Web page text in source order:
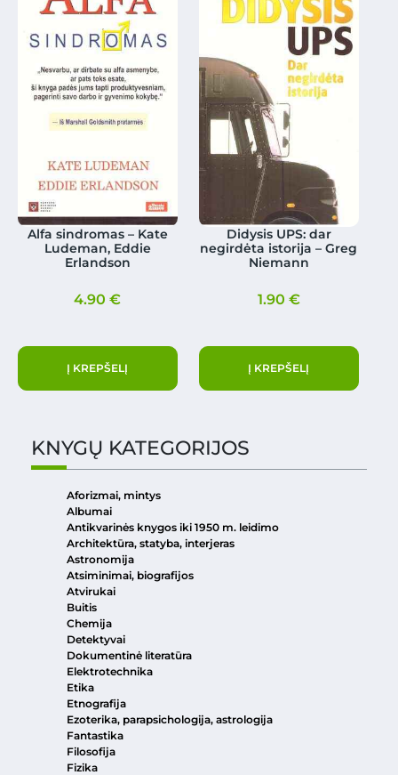
Alfa sindromas – Kate
Ludeman, Eddie
Erlandson
4.90€
Į KREPŠELĮ
Didysis UPS: dar
negirdėta istorija – Greg
Niemann
1.90 €
Į KREPŠELĮ
KNYGŲ KATEGORIJOS
Aforizmai, mintys
Albumai
Antikvarinės knygos iki 1950 m. leidimo
Architektūra, statyba, interjeras
Astronomija
Atsiminimai, biografijos
Atvirukai
Buitis
Chemija
Detektyvai
Dokumentinė literatūra
Elektrotechnika
Etika
Etnografija
Ezoterika, parapsichologija, astrologija
Fantastika
Filosofija
Fizika